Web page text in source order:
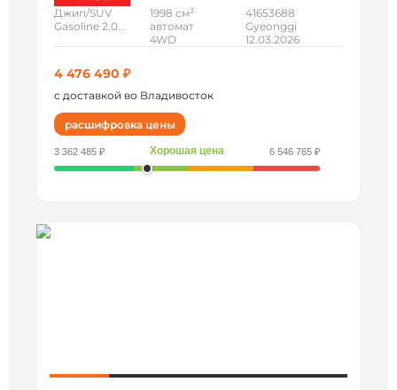
Джип/SUV
Gasoline 2.0...
1998 см3
автомат
4WD
41653688
Gyeonggi
12.03.2026
4 476 490 ₽
с доставкой во Владивосток
расшифровка цены
3 362 485 ₽ Хорошая цена 6 546 765 ₽